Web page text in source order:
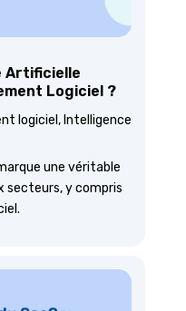
Artificielle
Logiciel ?
logiciel , Intelligence
une véritable
secteurs, y compris